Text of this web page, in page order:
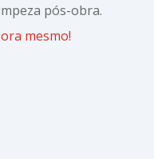
pós-obra.
mesmo!